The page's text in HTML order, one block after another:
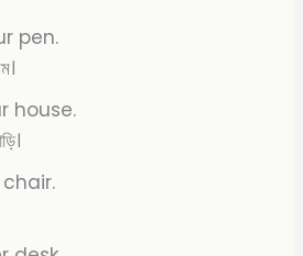
pen.
house.
chair.